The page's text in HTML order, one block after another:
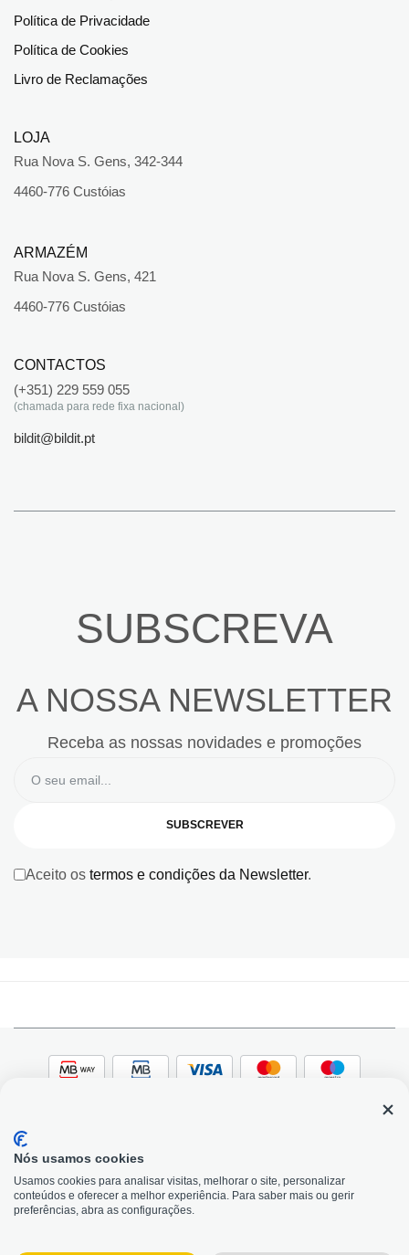
Política de Privacidade
Política de Cookies
Livro de Reclamações
LOJA
Rua Nova S. Gens, 342-344
4460-776 Custóias
ARMAZÉM
Rua Nova S. Gens, 421
4460-776 Custóias
CONTACTOS
(+351) 229 559 055
(chamada para rede fixa nacional)
bildit@bildit.pt
SUBSCREVA
A NOSSA NEWSLETTER
Receba as nossas novidades e promoções
SUBSCREVER
Aceito os termos e condições da Newsletter.
© 2026, Bildit. Todos os direitos reservados | Powered
by Toogas, with
Magento
Precisa de Ajuda?
Nós usamos cookies
Usamos cookies para analisar visitas, melhorar o site, personalizar
conteúdos e oferecer a melhor experiência. Para saber mais ou gerir
preferências, abra as configurações.